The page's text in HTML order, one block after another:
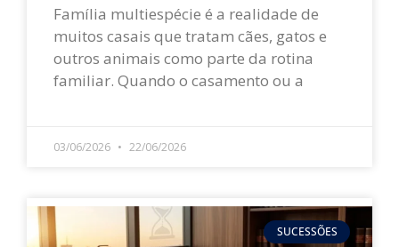
Família multiespécie é a realidade de
muitos casais que tratam cães, gatos e
outros animais como parte da rotina
familiar. Quando o casamento ou a
03/06/2026 22/06/2026
SUCESSÕES